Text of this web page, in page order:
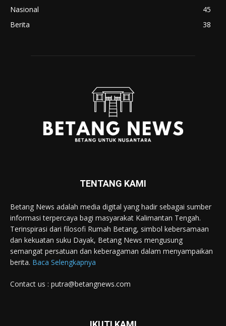
Nasional
45
Berita
38
TENTANG KAMI
Betang News adalah media digital yang hadir sebagai sumber
informasi terpercaya bagi masyarakat Kalimantan Tengah.
Terinspirasi dari filosofi Rumah Betang, simbol kebersamaan
dan kekuatan suku Dayak, Betang News mengusung
semangat persatuan dan keberagaman dalam menyampaikan
berita. Baca Selengkapnya
Contact us : putra@betangnews.com